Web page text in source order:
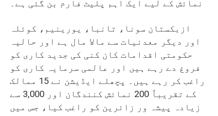
نمائش کے لیے ایک اہم پلیٹ فارم بن گئی ہے۔
ازبکستان سونا، تانبا، یورینیم، کوئلہ
اور دیگر معدنیات سے مالا مال ہے اور حالیہ
حکومتی اقدامات کان کنی کی جدید کاری کو
فروغ دے رہے ہیں اور عالمی سرمایہ کاری کو
راغب کر رہے ہیں۔ پچھلے ایڈیشن نے 15 ممالک
کے تقریباً 200 نمائش کنندگان اور 3,000 سے
زیادہ پیشہ ور زائرین کو راغب کیا، جس میں